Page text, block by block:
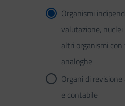
Organismi
valutazione,
altri organismi con
analoghe
Organi di
e contabile